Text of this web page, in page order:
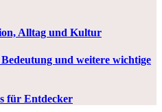
Alltag und Kultur
und weitere wichtige
für Entdecker